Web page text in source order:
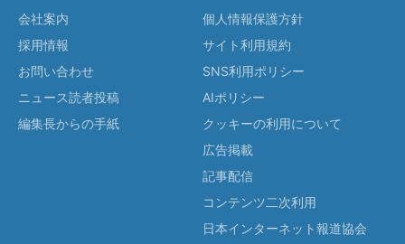
会社案内
採用情報
お問い合わせ
ニュース読者投稿
編集長からの手紙
個人情報保護方針
サイト利用規約
SNS利用ポリシー
AIポリシー
クッキーの利用について
広告掲載
記事配信
コンテンツ二次利用
日本インターネット報道協会